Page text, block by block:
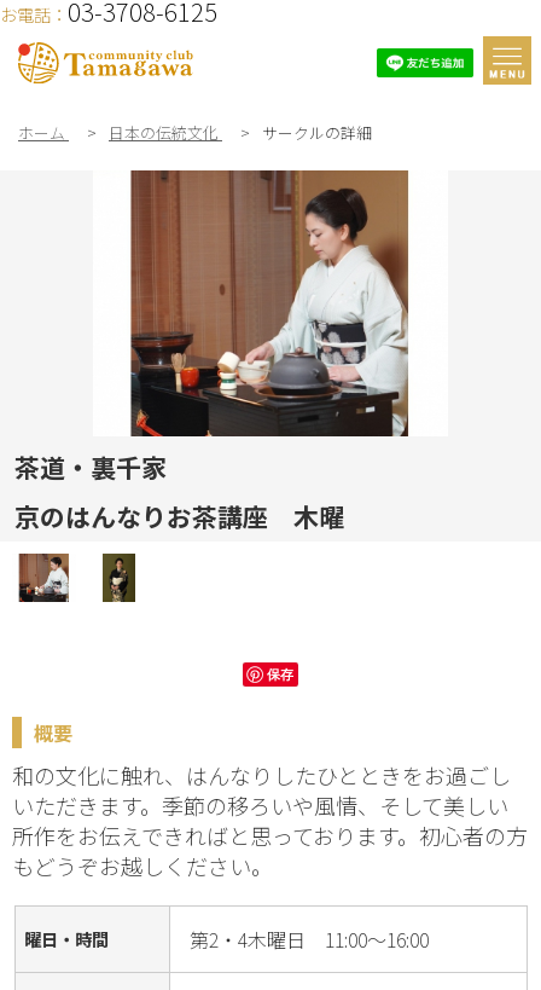
お電話： 03-3708-6125
ホーム > 日本の伝統文化 > サークルの詳細
茶道・裏千家
京のはんなりお茶講座 木曜
保存
概要
和の文化に触れ、はんなりしたひとときをお過ごし
いただきます。季節の移ろいや風情、そして美しい
所作をお伝えできればと思っております。初心者の方
もどうぞお越しください。
曜日・時間 第2・4木曜日 11:00～16:00